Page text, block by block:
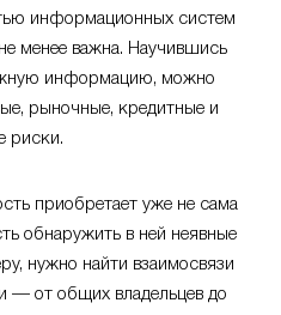
информационных систем
менее важна. Научившись
информацию, можно
рыночные, кредитные и
риски.
приобретает уже не сама
обнаружить в ней неявные
нужно найти взаимосвязи
— от общих владельцев до